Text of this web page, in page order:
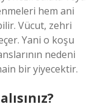
hem ani
Vücut, zehri
Yani o koşu
nedeni
bir yiyecektir.